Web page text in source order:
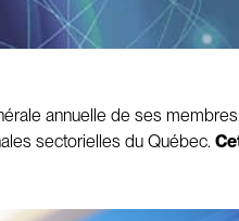
annuelle de ses
sectorielles du Québec.